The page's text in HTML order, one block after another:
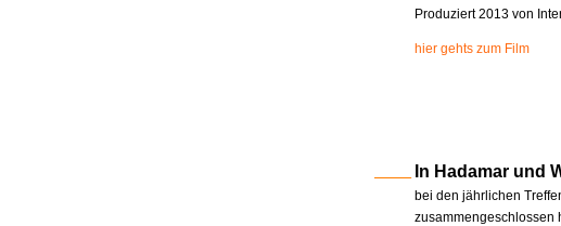
Produziert 2013 von
hier gehts zum Film
In Hadamar und
bei den jährlichen
zusammengeschlossen